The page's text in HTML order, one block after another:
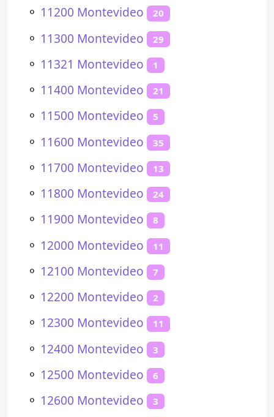
⚬ 11200 Montevideo 20
⚬ 11300 Montevideo 29
⚬ 11321 Montevideo 1
⚬ 11400 Montevideo 21
⚬ 11500 Montevideo 5
⚬ 11600 Montevideo 35
⚬ 11700 Montevideo 13
⚬ 11800 Montevideo 24
⚬ 11900 Montevideo 8
⚬ 12000 Montevideo 11
⚬ 12100 Montevideo 7
⚬ 12200 Montevideo 2
⚬ 12300 Montevideo 11
⚬ 12400 Montevideo 3
⚬ 12500 Montevideo 6
⚬ 12600 Montevideo 3